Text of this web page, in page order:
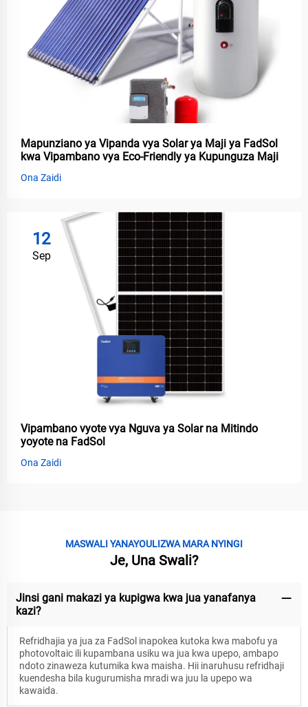
Mapunziano ya Vipanda vya Solar ya Maji ya FadSol
kwa Vipambano vya Eco-Friendly ya Kupunguza Maji
Ona Zaidi
12
Sep
Vipambano vyote vya Nguva ya Solar na Mitindo
yoyote na FadSol
Ona Zaidi
MASWALI YANAYOULIZWA MARA NYINGI
Je, Una Swali?
Jinsi gani makazi ya kupigwa kwa jua yanafanya
kazi?
Refridhajia ya jua za FadSol inapokea kutoka kwa mabofu ya
photovoltaic ili kupambana usiku wa jua kwa upepo, ambapo
ndoto zinaweza kutumika kwa maisha. Hii inaruhusu refridhaji
kuendesha bila kugurumisha mradi wa juu la upepo wa
kawaida.